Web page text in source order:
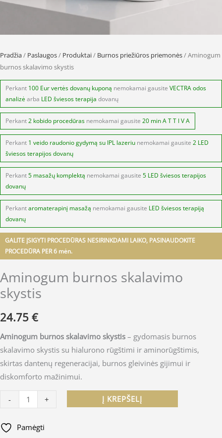
Pradžia/ Paslaugos/ Produktai/ Burnos priežiūros priemonės/ Aminogum
burnos skalavimo skystis
Perkant 100 Eur vertės dovanų kuponą nemokamai gausite VECTRA odos
analizė arba LED šviesos terapija dovanų
Perkant2 kobido procedūras nemokamai gausite 20 min A T T I V A
Perkant 1 veido raudonio gydymą su IPL lazeriu nemokamai gausite 2 LED
šviesos terapijos dovanų
Perkant5 masažų komplektą nemokamai gausite 5 LED šviesos terapijos
dovanų
Perkantaromaterapinį masažą nemokamai gausite LED šviesos terapiją
dovanų
GALITE ĮSIGYTI PROCEDŪRAS NESIRINKDAMI LAIKO, PASINAUDOKITE
PROCEDŪRA PER 6 mėn.
Aminogum burnos skalavimo
skystis
24.75 €
Aminogum burnos skalavimo skystis – gydomasis burnos
skalavimo skystis su hialurono rūgštimi ir aminorūgštimis,
skirtas dantenų regeneracijai, burnos gleivinės gijimui ir
diskomforto mažinimui.
- + Į KREPŠELĮ
Pamėgti